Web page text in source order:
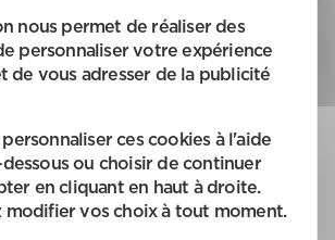
à assurer en toute autonomie l’accompagnement de
situation de handicap pour :
aux courses ou sorties
nous permet de réaliser des
personnaliser votre expérience
de vous adresser de la publicité
ces cookies à l'aide
ou choisir de continuer
en cliquant en haut à droite.
modifier vos choix à tout moment.